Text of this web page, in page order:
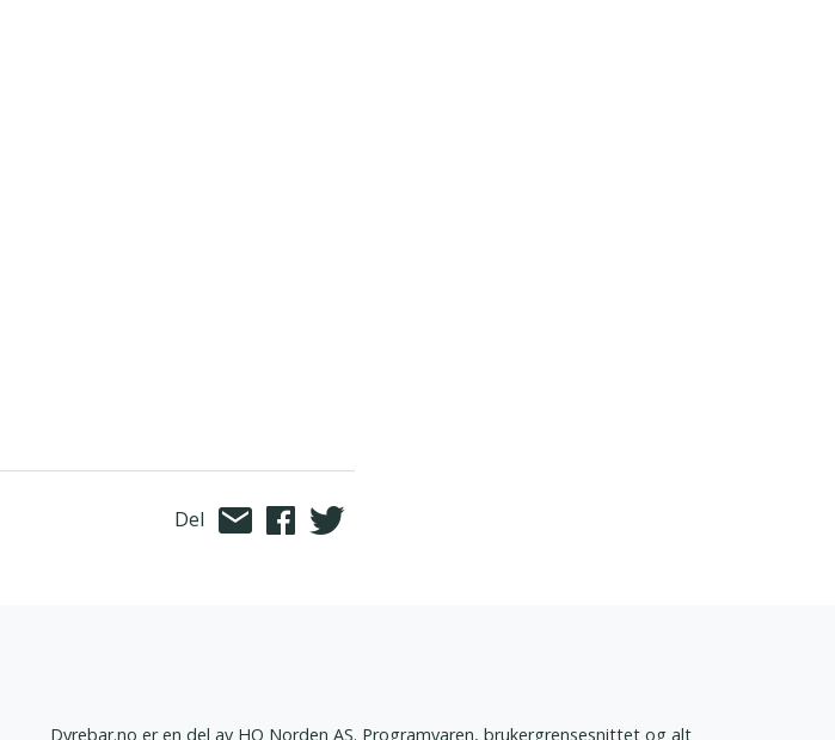
Del
Dyrebar.no er en del av HQ Norden AS. Programvaren, brukergrensesnittet og alt